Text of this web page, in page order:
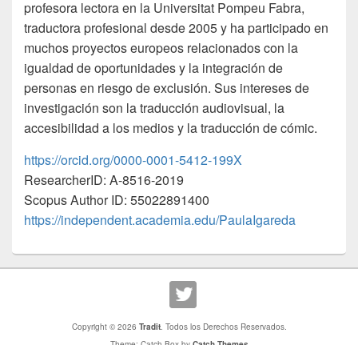
profesora lectora en la Universitat Pompeu Fabra,
traductora profesional desde 2005 y ha participado en
muchos proyectos europeos relacionados con la
igualdad de oportunidades y la integración de
personas en riesgo de exclusión. Sus intereses de
investigación son la traducción audiovisual, la
accesibilidad a los medios y la traducción de cómic.
https://orcid.org/0000-0001-5412-199X
ResearcherID: A-8516-2019
Scopus Author ID: 55022891400
https://independent.academia.edu/PaulaIgareda
Copyright © 2026 Tradit. Todos los Derechos Reservados.